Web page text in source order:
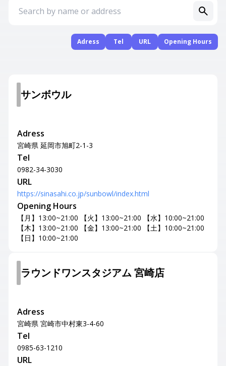
Adress Tel URL Opening Hours
サンボウル
Adress
宮崎県 延岡市旭町2-1-3
Tel
0982-34-3030
URL
https://sinasahi.co.jp/sunbowl/index.html
Opening Hours
【月】13:00~21:00 【火】13:00~21:00 【水】10:00~21:00
【木】13:00~21:00 【金】13:00~21:00 【土】10:00~21:00
【日】10:00~21:00
ラウンドワンスタジアム 宮崎店
Adress
宮崎県 宮崎市中村東3-4-60
Tel
0985-63-1210
URL